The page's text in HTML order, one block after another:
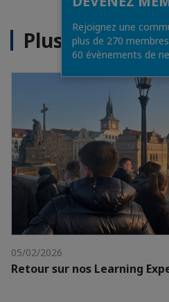
Plus
05/02/2026
Retour sur nos Learning
Rejoignez une
plus de 270
60 évènements de